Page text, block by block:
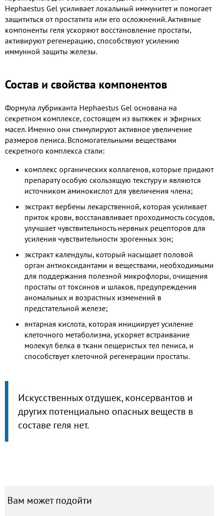
Hephaestus Gel усиливает локальный иммунитет и помогает
защититься от простатита или его осложнений. Активные
компоненты геля ускоряют восстановление простаты,
активируют регенерацию, способствуют усилению
иммунной защиты железы.
Состав и свойства компонентов
Формула лубриканта Hephaestus Gel основана на
секретном комплексе, состоящем из вытяжек и эфирных
масел. Именно они стимулируют активное увеличение
размеров пениса. Вспомогательными веществами
секретного комплекса стали:
комплекс органических коллагенов, которые придают
препарату особую скользящую текстуру и являются
источником аминокислот для увеличения члена;
экстракт вербены лекарственной, которая усиливает
приток крови, восстанавливает проходимость сосудов,
улучшает чувствительность нервных рецепторов для
усиления чувствительности эрогенных зон;
экстракт календулы, который насыщает половой
орган антиоксидантами и веществами, необходимыми
для поддержания полезной микрофлоры, очищения
простаты от токсинов и шлаков, предупреждения
аномальных и возрастных изменений в
предстательной железе;
янтарная кислота, которая инициирует усиление
клеточного метаболизма, ускоряет встраивание
молекул белка в ткани пещеристых тел пениса, и
способствует клеточной регенерации простаты.
Искусственных отдушек, консервантов и
других потенциально опасных веществ в
составе геля нет.
Вам может подойти